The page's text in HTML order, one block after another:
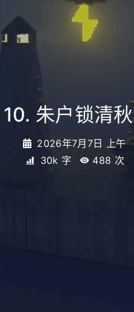
10. 朱户锁清秋
2026年7月7日 上午
30k 字
488 次